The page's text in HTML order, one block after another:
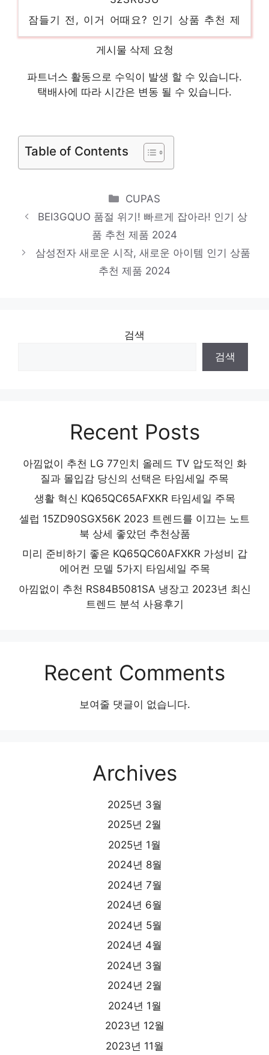
32GN650
다가오는 여름, 시원하게! 인기 상품 추천 제
품 2024
제품 2024
32GK850F
놀라운 당신을 위한 최고의 선택 인기 상품
추천 제품 2024
T19MX8
당신만의 특별한 아이템! 인기 상품 추천 제
품 2024
게시물 삭제 요청
파트너스 활동으로 수익이 발생 할 수 있습니다.
택배사에 따라 시간은 변동 될 수 있습니다.
Table of Contents
Categories
CUPAS
BEI3GQUO 품절 위기! 빠르게 잡아라! 인기 상
품 추천 제품 2024
삼성전자 새로운 시작, 새로운 아이템 인기 상품
추천 제품 2024
검색
검색
Recent Posts
아낌없이 추천 LG 77인치 올레드 TV 압도적인 화
질과 몰입감 당신의 선택은 타임세일 주목
생활 혁신 KQ65QC65AFXKR 타임세일 주목
셀럽 15ZD90SGX56K 2023 트렌드를 이끄는 노트
북 상세 좋았던 추천상품
미리 준비하기 좋은 KQ65QC60AFXKR 가성비 갑
에어컨 모델 5가지 타임세일 주목
아낌없이 추천 RS84B5081SA 냉장고 2023년 최신
트렌드 분석 사용후기
Recent Comments
보여줄 댓글이 없습니다.
Archives
2025년 3월
2025년 2월
2025년 1월
2024년 8월
2024년 7월
2024년 6월
2024년 5월
2024년 4월
2024년 3월
2024년 2월
2024년 1월
2023년 12월
2023년 11월